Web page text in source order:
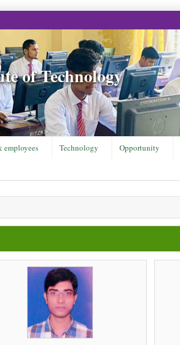
of Technology
employees Technology Opportunity